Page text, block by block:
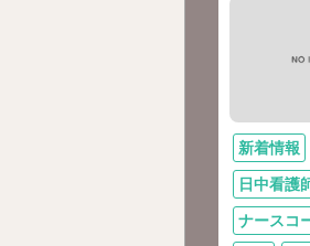
新着情報
日中看護
ナースコ